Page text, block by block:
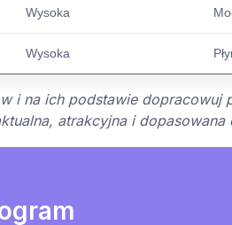
Wysoka
Wysoka
i na ich podstawie dopracowuj
atrakcyjna i